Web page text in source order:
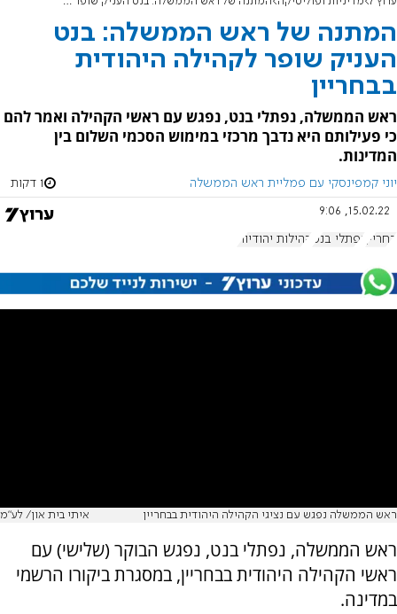
המתנה של ראש הממשלה: בנט
העניק שופר לקהילה היהודית
בבחריין
ראש הממשלה, נפתלי בנט, נפגש עם ראשי הקהילה ואמר להם
כי פעילותם היא נדבך מרכזי במימוש הסכמי השלום בין
המדינות.
יוני קמפינסקי עם פמליית ראש הממשלה 1 דקות
15.02.22, 9:06
בחריין נפתלי בנט קהילות יהודיות
ראש הממשלה נפגש עם נציגי הקהילה היהודית בבחריין איתי בית און/ לע"מ
ראש הממשלה, נפתלי בנט, נפגש הבוקר (שלישי) עם
ראשי הקהילה היהודית בבחריין, במסגרת ביקורו הרשמי
במדינה.